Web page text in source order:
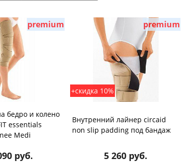
premium
бедро и колено
essentials
Medi
руб.
premium
+скидка 10%
Внутренний лайнер circaid
non slip padding под бандаж
5 260 руб.